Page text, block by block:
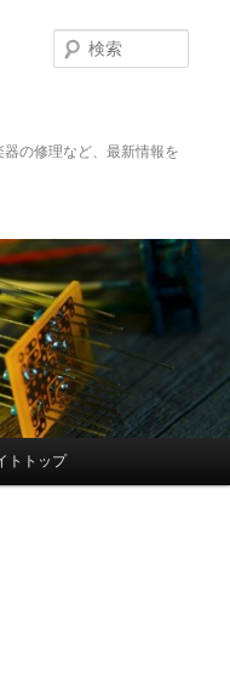
の修理など、最新情報を
索
トトップ